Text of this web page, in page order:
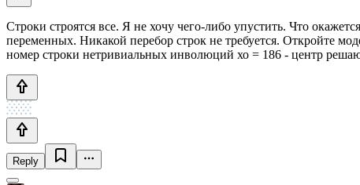
Строки строятся все. Я не хочу чего-либо упустить. Что
переменных. Никакой перебор строк не требуется. Откройте
номер строки нетривиальных инволюций хо = 186 - центр
Reply